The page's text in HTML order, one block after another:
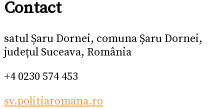
Contact
satul Șaru Dornei, comuna Șaru Dornei,
județul Suceava, România
+4 0230 574 453
sv.politiaromana.ro